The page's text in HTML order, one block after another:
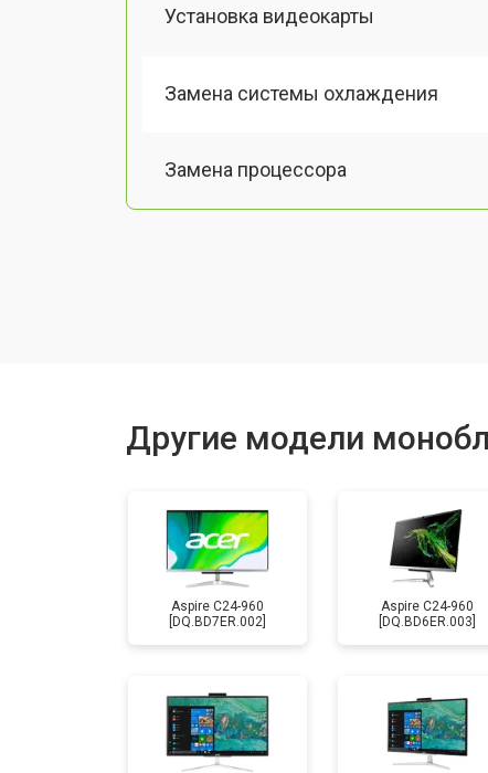
Установка видеокарты
Замена системы охлаждения
Замена процессора
Другие модели
Aspire C24-960
[DQ.BD7ER.002]
Aspire C24-960
[DQ.BD6ER.003]